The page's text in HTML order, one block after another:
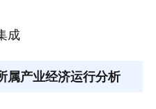
成
属产业经济运行分析